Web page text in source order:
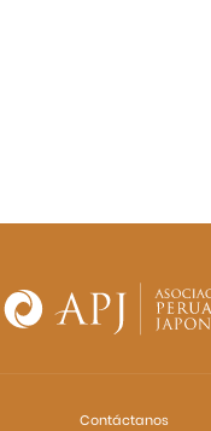
Contáctanos